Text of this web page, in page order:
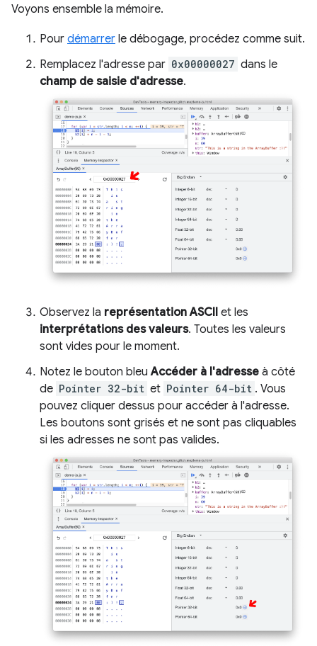
Voyons ensemble la mémoire.
Pour démarrer le débogage, procédez comme suit.
Remplacez l'adresse par 0x00000027 dans le
champ de saisie d'adresse.
Observez la représentation ASCII et les
interprétations des valeurs. Toutes les valeurs
sont vides pour le moment.
Notez le bouton bleuAccéder à l'adresse à côté
de Pointer 32-bit et Pointer 64-bit . Vous
pouvez cliquer dessus pour accéder à l'adresse.
Les boutons sont grisés et ne sont pas cliquables
si les adresses ne sont pas valides.